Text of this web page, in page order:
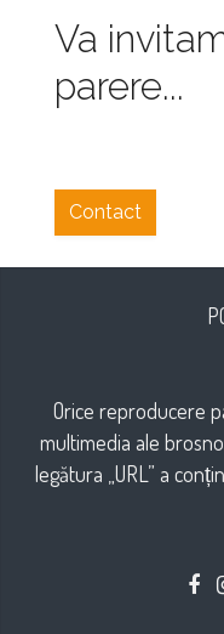
Va
parere...
Contact
Orice reproducere
multimedia ale
legătura „URL” a